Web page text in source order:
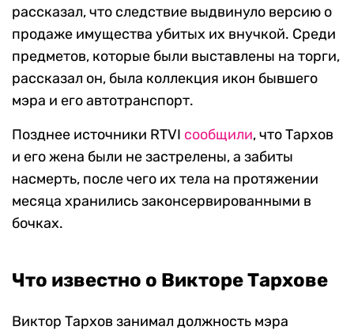
рассказал, что следствие выдвинуло версию о
продаже имущества убитых их внучкой. Среди
предметов, которые были выставлены на торги,
рассказал он, была коллекция икон бывшего
мэра и его автотранспорт.
Позднее источники RTVI сообщили, что Тархов
и его жена были не застрелены, а забиты
насмерть, после чего их тела на протяжении
месяца хранились законсервированными в
бочках.
Что известно о Викторе Тархове
Виктор Тархов занимал должность мэра